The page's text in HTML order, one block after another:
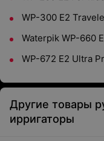
WP-300 E2
Waterpik WP-660
WP-672 E2 Ultra
Другие товары
ирригаторы